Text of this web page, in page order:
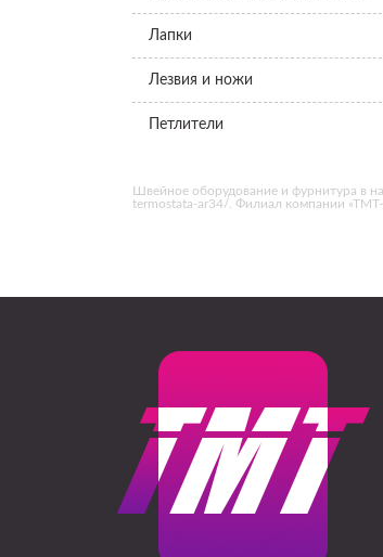
Лапки
Лезвия и ножи
Петлители
Швейное оборудование и фурнитура в
termostata-ar34/. Филиал компании «ТМТ-